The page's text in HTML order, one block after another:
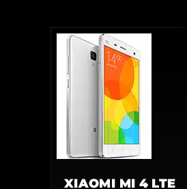
XIAOMI MI 4 LTE